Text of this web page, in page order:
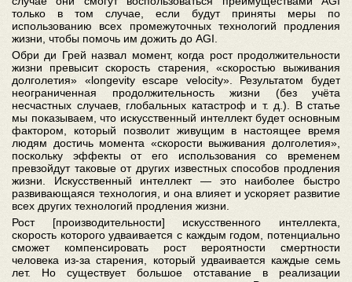
только в том случае, если будут приняты меры по
использованию всех промежуточных технологий продления
жизни, чтобы помочь им дожить до AGI.
Обри ди Грей назвал момент, когда рост продолжительности
жизни превысит скорость старения, «скоростью выживания
долголетия» «longevity escape velocity». Результатом будет
неограниченная продолжительность жизни (без учёта
несчастных случаев, глобальных катастроф и т. д.). В статье
мы показываем, что искусственный интеллект будет основным
фактором, который позволит живущим в настоящее время
людям достичь момента «скорости выживания долголетия»,
поскольку эффекты от его использования со временем
превзойдут таковые от других известных способов продления
жизни. Искусственный интеллект — это наиболее быстро
развивающаяся технология, и она влияет и ускоряет развитие
всех других технологий продления жизни.
Рост [производительности] искусственного интеллекта,
скорость которого удваивается с каждым годом, потенциально
сможет компенсировать рост вероятности смертности
человека из-за старения, который удваивается каждые семь
лет. Но существует большое отставание в реализации